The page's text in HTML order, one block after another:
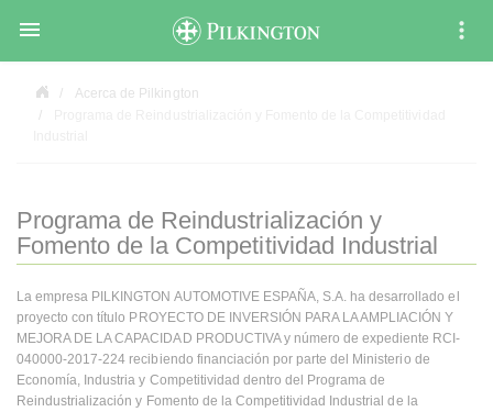

Acerca de Pilkington
Programa de Reindustrialización y
Fomento de la Competitividad Industrial
La empresa PILKINGTON AUTOMOTIVE ESPAÑA, S.A. ha desarrollado el
proyecto con título PROYECTO DE INVERSIÓN PARA LA AMPLIACIÓN Y
MEJORA DE LA CAPACIDAD PRODUCTIVA y número de expediente RCI-
040000-2017-224 recibiendo financiación por parte del Ministerio de
Economía, Industria y Competitividad dentro del Programa de
Reindustrialización y Fomento de la Competitividad Industrial de la